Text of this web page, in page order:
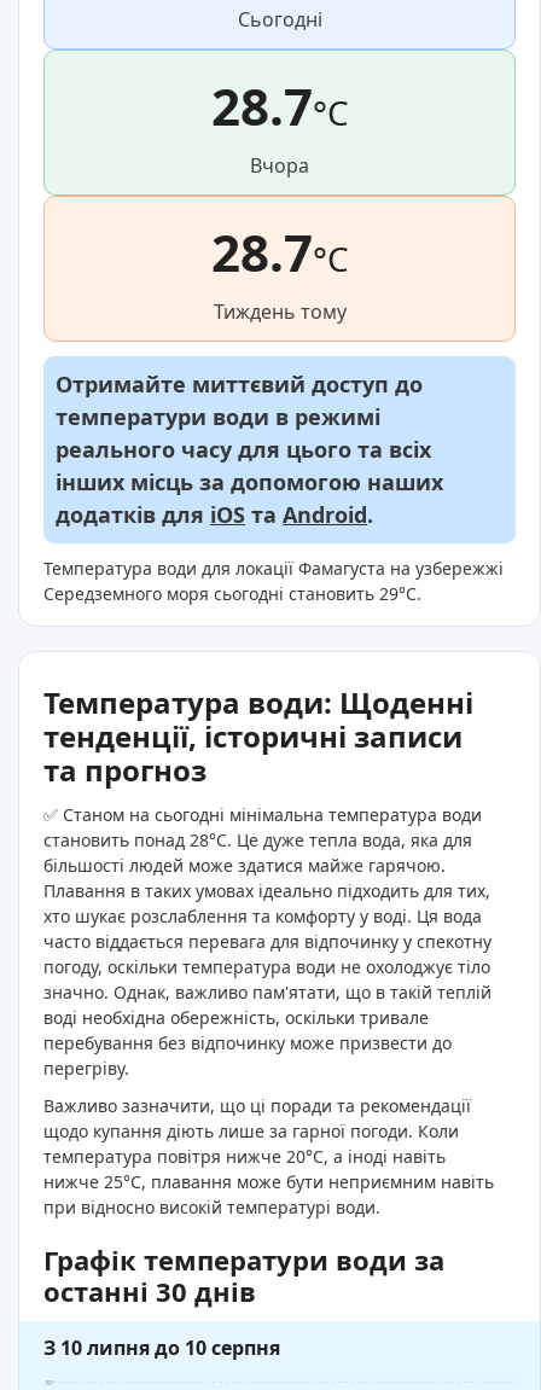
Сьогодні
28.7°C
Вчора
28.7°C
Тиждень тому
Отримайте миттєвий доступ до
температури води в режимі
реального часу для цього та всіх
інших місць за допомогою наших
додатків для iOS та Android.
Температура води для локації Фамагуста на узбережжі
Середземного моря сьогодні становить 29°C.
Температура води: Щоденні
тенденції, історичні записи
та прогноз
✅ Станом на сьогодні мінімальна температура води
становить понад 28°C. Це дуже тепла вода, яка для
більшості людей може здатися майже гарячою.
Плавання в таких умовах ідеально підходить для тих,
хто шукає розслаблення та комфорту у воді. Ця вода
часто віддається перевага для відпочинку у спекотну
погоду, оскільки температура води не охолоджує тіло
значно. Однак, важливо пам'ятати, що в такій теплій
воді необхідна обережність, оскільки тривале
перебування без відпочинку може призвести до
перегріву.
Важливо зазначити, що ці поради та рекомендації
щодо купання діють лише за гарної погоди. Коли
температура повітря нижче 20°C, а іноді навіть
нижче 25°C, плавання може бути неприємним навіть
при відносно високій температурі води.
Графік температури води за
останні 30 днів
З 10 липня до 10 серпня
30°